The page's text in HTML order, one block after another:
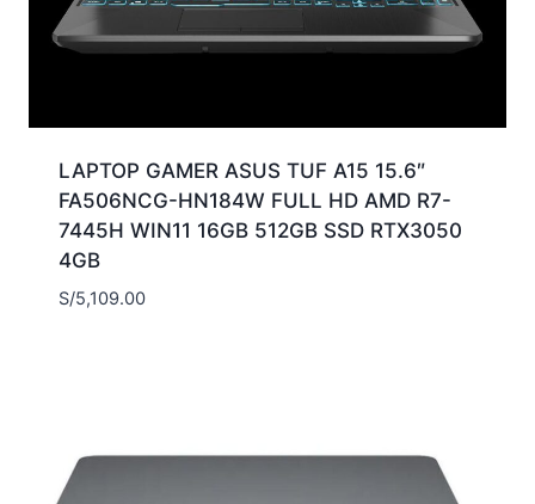
LAPTOP GAMER ASUS TUF A15 15.6″
FA506NCG-HN184W FULL HD AMD R7-
7445H WIN11 16GB 512GB SSD RTX3050
4GB
S/5,109.00